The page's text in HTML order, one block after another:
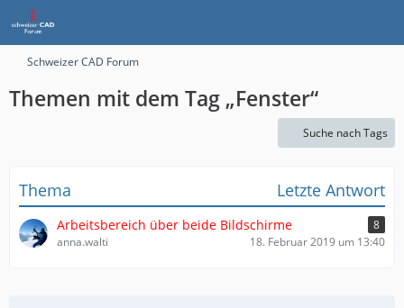
Schweizer CAD Forum
Themen mit dem Tag „Fenster“
Suche nach Tags
Thema Letzte Antwort
Arbeitsbereich über beide Bildschirme
8
anna.walti
18. Februar 2019 um 13:40